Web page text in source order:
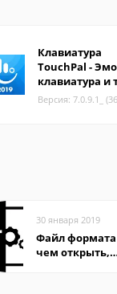
Клавиатура
TouchPal -
клавиатура и
Версия: 7.0.9.1_
30 января 2019
Файл формата
чем открыть,